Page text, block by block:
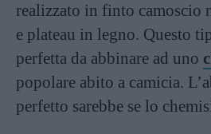
realizzato in finto camoscio
e plateau in legno. Questo
perfetta da abbinare ad uno
popolare abito a camicia.
perfetto sarebbe se lo